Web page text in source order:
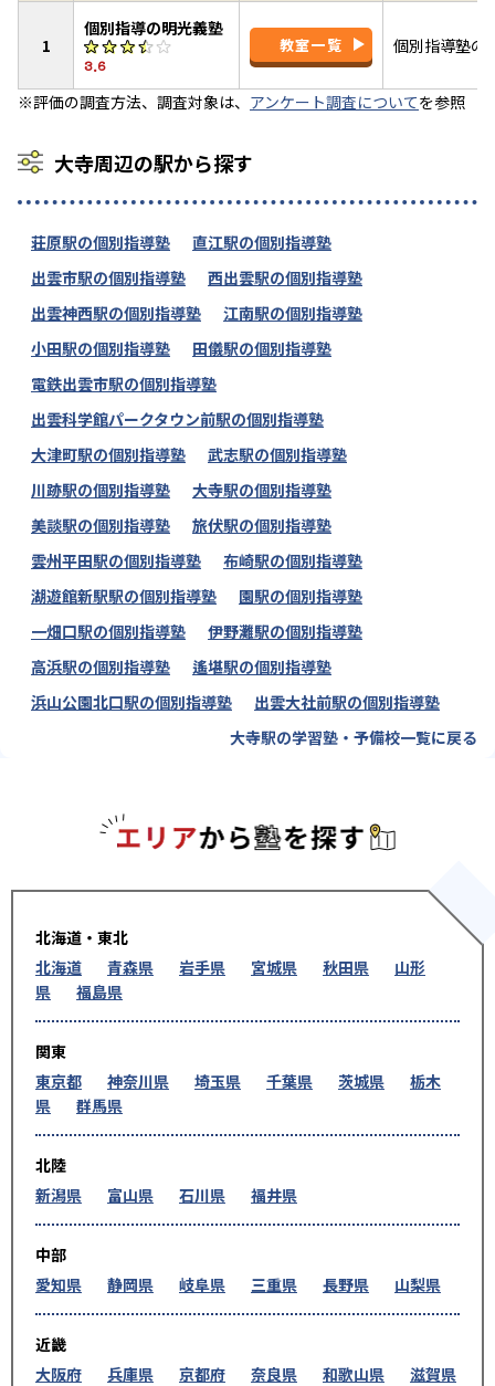
1
個別指導の明光義塾
3.6
教室一覧 個別指導塾の
※評価の調査方法、調査対象は、 アンケート調査についてを参照
大寺周辺の駅から探す
荘原駅の個別指導塾
直江駅の個別指導塾
出雲市駅の個別指導塾
西出雲駅の個別指導塾
出雲神西駅の個別指導塾
江南駅の個別指導塾
小田駅の個別指導塾
田儀駅の個別指導塾
電鉄出雲市駅の個別指導塾
出雲科学館パークタウン前駅の個別指導塾
大津町駅の個別指導塾
武志駅の個別指導塾
川跡駅の個別指導塾
大寺駅の個別指導塾
美談駅の個別指導塾
旅伏駅の個別指導塾
雲州平田駅の個別指導塾
布崎駅の個別指導塾
湖遊館新駅駅の個別指導塾
園駅の個別指導塾
一畑口駅の個別指導塾
伊野灘駅の個別指導塾
高浜駅の個別指導塾
遙堪駅の個別指導塾
浜山公園北口駅の個別指導塾
出雲大社前駅の個別指導塾
大寺駅の学習塾・予備校一覧に戻る
北海道・東北
北海道
青森県 岩手県 宮城県 秋田県
山形
県
福島県
関東
東京都
神奈川県 埼玉県 千葉県 茨城県
栃木
県
群馬県
北陸
新潟県
富山県 石川県 福井県
中部
愛知県
静岡県 岐阜県 三重県 長野県 山梨県
近畿
大阪府
兵庫県 京都府 奈良県 和歌山県 滋賀県